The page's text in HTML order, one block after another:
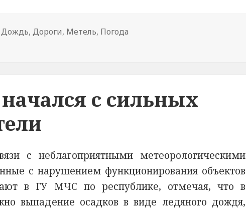
Дождь,Дороги, Метель, Погода
с сильных
с неблагоприятными метеорологическими
с нарушением функционирования объектов
в ГУ МЧС по республике, отмечая, что в
выпадение осадков в виде ледяного дождя,